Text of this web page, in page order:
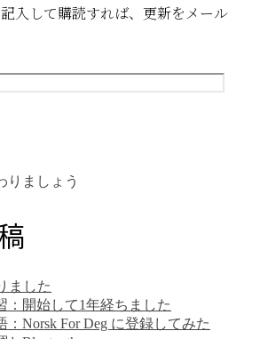
入して購読すれば、更新をメール
りましょう
ました
：開始して1年経ちました
：Norsk For Deg に登録してみた